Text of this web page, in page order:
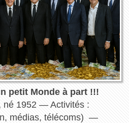
petit Monde à part !!!
né 1952 — Activités :
médias, télécoms) —